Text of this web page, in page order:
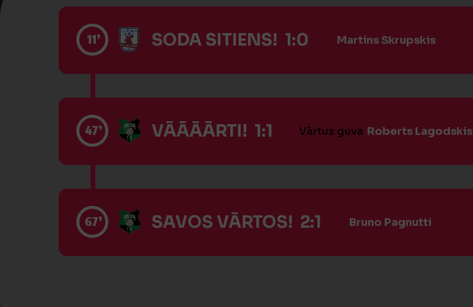
11’ SODA SITIENS! 1:0 Martins Skrupskis
47’ VĀĀĀĀRTI! 1:1 Vārtus guva Roberts Lagodskis
67’ SAVOS VĀRTOS! 2:1 Bruno Pagnutti